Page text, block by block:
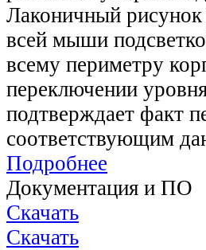
Лаконичный рисунок
всей мыши
всему периметру
переключении
подтверждает факт
соответствующим
Подробнее
Документация и ПО
Скачать
Скачать